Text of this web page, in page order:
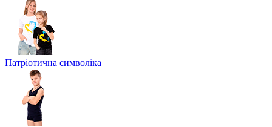
Патріотична символіка